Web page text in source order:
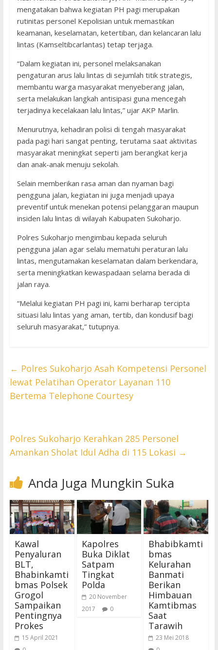
mengatakan bahwa kegiatan PH pagi merupakan
rutinitas personel Kepolisian untuk memastikan
keamanan, keselamatan, ketertiban, dan kelancaran lalu
lintas (Kamseltibcarlantas) tetap terjaga.
“Dalam kegiatan ini, personel melaksanakan
pengaturan arus lalu lintas di sejumlah titik strategis,
membantu warga masyarakat menyeberang jalan,
serta melakukan langkah antisipasi guna mencegah
terjadinya kecelakaan lalu lintas,” ujar AKP Marlin.
Menurutnya, kehadiran polisi di tengah masyarakat
pada pagi hari sangat penting, terutama saat aktivitas
masyarakat meningkat seperti jam berangkat kerja
dan anak-anak menuju sekolah.
Selain memberikan rasa aman dan nyaman bagi
pengguna jalan, kegiatan ini juga menjadi upaya
preventif untuk menekan potensi pelanggaran maupun
insiden lalu lintas di wilayah Kabupaten Sukoharjo.
Polres Sukoharjo mengimbau kepada seluruh
pengguna jalan agar selalu mematuhi peraturan lalu
lintas, mengutamakan keselamatan dalam berkendara,
serta meningkatkan kewaspadaan selama berada di
jalan raya.
“Melalui kegiatan PH pagi ini, kami berharap tercipta
situasi lalu lintas yang aman, tertib, dan kondusif bagi
seluruh masyarakat,” tutupnya.
← Polres Sukoharjo Asah Kompetensi Personel
lewat Pelatihan Operator Layanan 110
Bertema Telephone Courtesy
Polres Sukoharjo Kerahkan 285 Personel
Amankan Sholat Idul Adha di 115 Lokasi →
Anda Juga Mungkin Suka
Kawal
Penyaluran
BLT,
Bhabinkamti
bmas Polsek
Grogol
Sampaikan
Pentingnya
Prokes
15 April 2021
Kapolres
Buka Diklat
Satpam
Tingkat
Polda
20 November
2017
0
Bhabibkamti
bmas
Kelurahan
Banmati
Berikan
Himbauan
Kamtibmas
Saat
Tarawih
23 Mei 2018